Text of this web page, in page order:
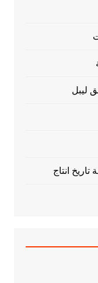
ليبل
انتاج